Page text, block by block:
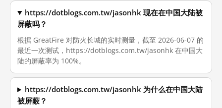
https://dotblogs.com.tw/jasonhk 现在在中国大陆被
屏蔽吗？
根据 GreatFire 对防火长城的实时测量，截至 2026-06-07 的
最近一次测试，https://dotblogs.com.tw/jasonhk 在中国大
陆的屏蔽率为 100%。
https://dotblogs.com.tw/jasonhk 为什么在中国大陆
被屏蔽？